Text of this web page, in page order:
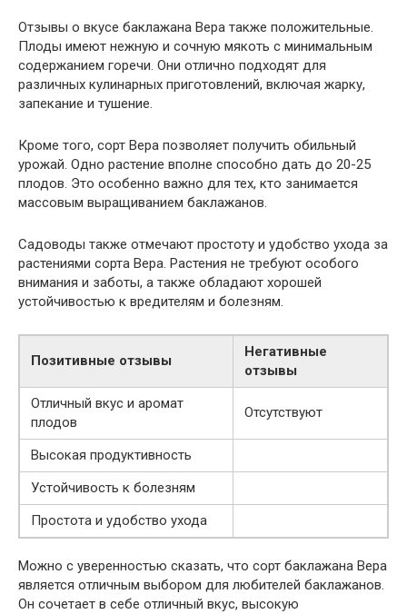
Отзывы о вкусе баклажана Вера также положительные.
Плоды имеют нежную и сочную мякоть с минимальным
содержанием горечи. Они отлично подходят для
различных кулинарных приготовлений, включая жарку,
запекание и тушение.
Кроме того, сорт Вера позволяет получить обильный
урожай. Одно растение вполне способно дать до 20-25
плодов. Это особенно важно для тех, кто занимается
массовым выращиванием баклажанов.
Садоводы также отмечают простоту и удобство ухода за
растениями сорта Вера. Растения не требуют особого
внимания и заботы, а также обладают хорошей
устойчивостью к вредителям и болезням.
Позитивные отзывы
Негативные
отзывы
Отличный вкус и аромат
плодов
Отсутствуют
Высокая продуктивность
Устойчивость к болезням
Простота и удобство ухода
Можно с уверенностью сказать, что сорт баклажана Вера
является отличным выбором для любителей баклажанов.
Он сочетает в себе отличный вкус, высокую